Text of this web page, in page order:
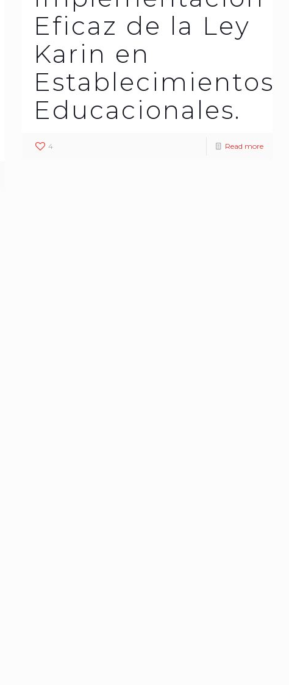
Eficaz de la Ley
Karin en
Establecimientos
Educacionales.
4 Read more